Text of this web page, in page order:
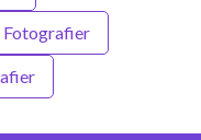
Fotografier